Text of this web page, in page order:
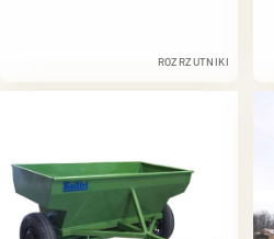
ROZRZUTNIKI